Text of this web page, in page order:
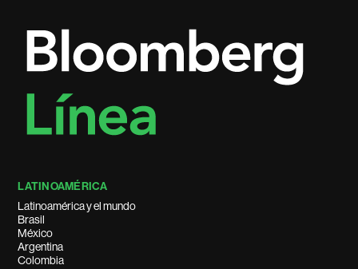
LATINOAMÉRICA
Latinoamérica y el mundo
Brasil
México
Argentina
Colombia